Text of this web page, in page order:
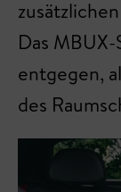
Das
entgegen,
des